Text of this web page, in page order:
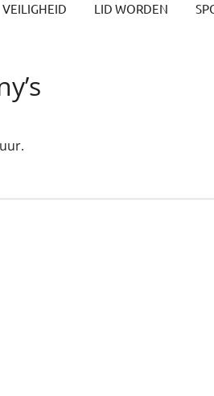
VEILIGHEID LID WORDEN